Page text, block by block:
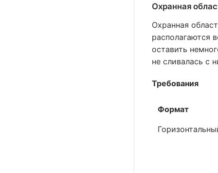
Охранная
Охранная
располагаются
оставить
не сливалась с
Требования
Формат